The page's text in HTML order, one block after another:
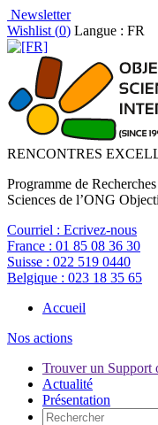
Newsletter
Wishlist (0) Langue : FR
RENCONTRES
Programme de
Sciences de l’ONG
Courriel : Ecrivez-nous
France : 01 85 08 36 30
Suisse : 022 519 0440
Belgique : 023 18 35 65
Accueil
Nos actions
Trouver un Support
Actualité
Présentation